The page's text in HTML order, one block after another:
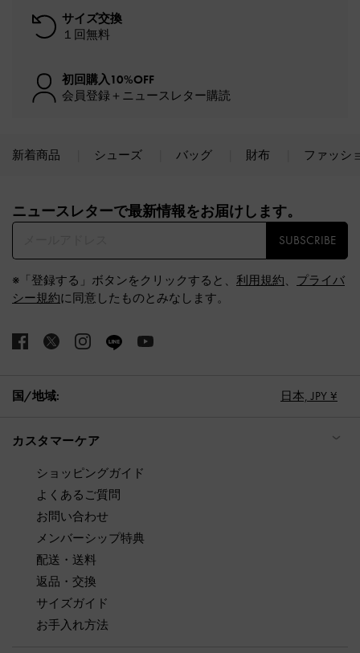
サイズ交換
１回無料
初回購入10%OFF
会員登録＋ニュースレター購読
新着商品 シューズ バッグ 財布 ファッシ
ニュースレターで最新情報をお届けします。​
SUBSCRIBE
※「登録する」ボタンをクリックすると、 利用規約、 プライバ
シー規約に同意したものとみなします。
国/地域: 日本, JPY ¥
カスタマーケア
ショッピングガイド
よくあるご質問
お問い合わせ
メンバーシップ特典
配送・送料
返品・交換
サイズガイド
お手入れ方法